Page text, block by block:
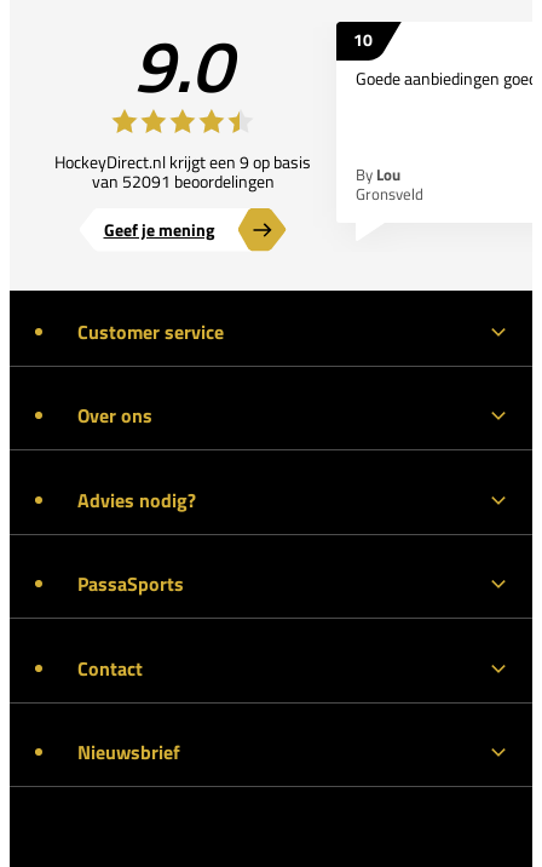
9.0
HockeyDirect.nl krijgt een 9 op basis
van 52091 beoordelingen
Geef je mening
10
Goede aanbiedingen
By Lou
Gronsveld
Customer service
Over ons
Advies nodig?
PassaSports
Contact
Nieuwsbrief